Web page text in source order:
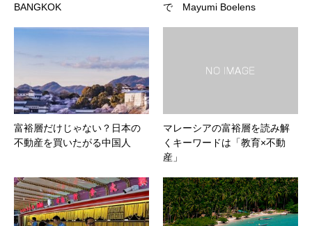
BANGKOK
で Mayumi Boelens
富裕層だけじゃない？日本の
不動産を買いたがる中国人
マレーシアの富裕層を読み解
くキーワードは「教育×不動
産」